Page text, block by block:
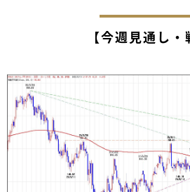
【今週見通し・